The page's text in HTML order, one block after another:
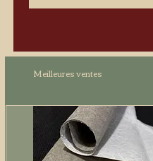
Meilleures ventes